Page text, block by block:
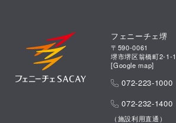
フェニーチェ堺
〒590-0061
堺市堺区翁橋町2-1-1
[Google map]
072-223-1000
072-232-1400
（施設利用直通）